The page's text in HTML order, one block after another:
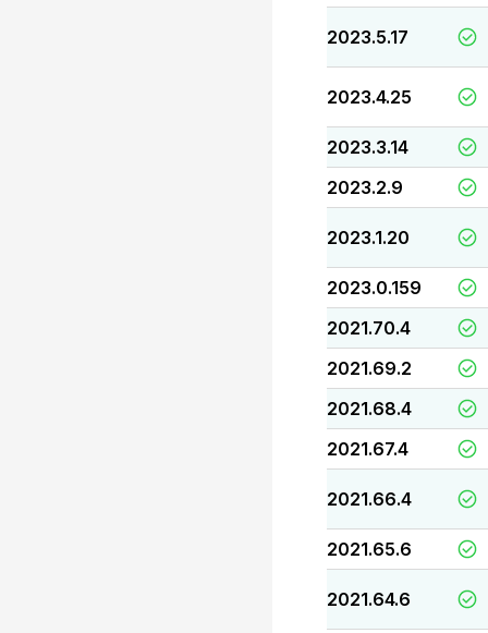
2023.5.17
2023.4.25
2023.3.14
2023.2.9
2023.1.20
2023.0.159
2021.70.4
2021.69.2
2021.68.4
2021.67.4
2021.66.4
2021.65.6
2021.64.6